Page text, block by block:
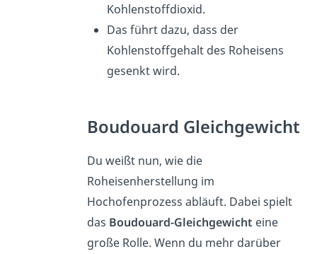
Kohlenstoffdioxid.
Das führt dazu, dass der
Kohlenstoffgehalt des Roheisens
gesenkt wird.
Boudouard Gleichgewicht
Du weißt nun, wie die
Roheisenherstellung im
Hochofenprozess abläuft. Dabei spielt
das Boudouard-Gleichgewicht eine
große Rolle. Wenn du mehr darüber